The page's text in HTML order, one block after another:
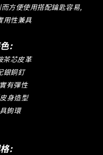
方便使用搭配鑰匙容易,
用性兼具
:
茶芯皮革
銀銅釘
有彈性
身造型
鉤環
: